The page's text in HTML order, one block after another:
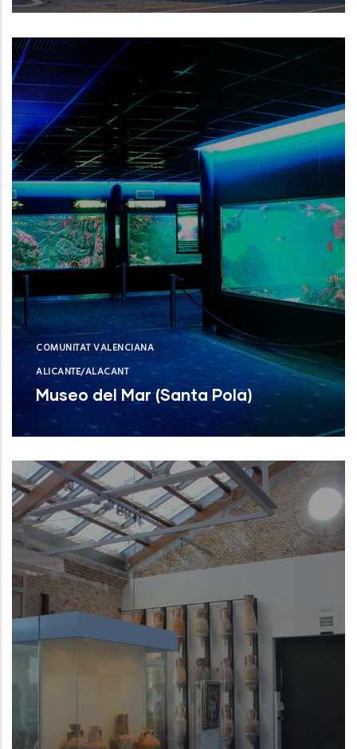
Centro Oceanográfico de A Coruña del
Instituto Español de Oceanografía (IEO,
CSIC)NUE
COMUNITAT VALENCIANA
ALICANTE/ALACANT
Museo del Mar (Santa Pola)
Museo del Mar (Santa Pola)NUEVO